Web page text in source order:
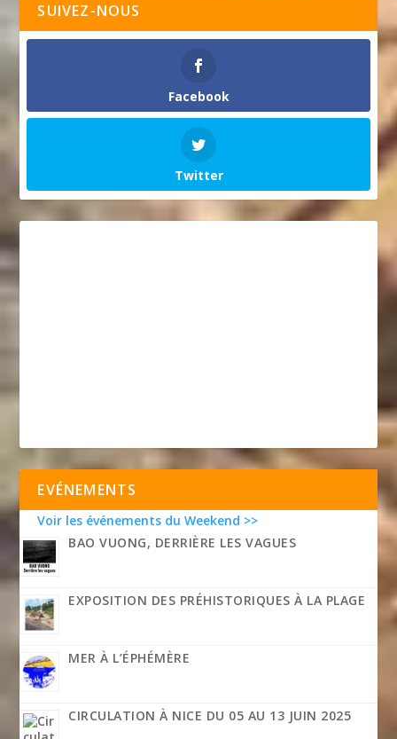
SUIVEZ-NOUS
Facebook
Twitter
EVÉNEMENTS
Voir les événements du Weekend >>
BAO VUONG, DERRIÈRE LES VAGUES
EXPOSITION DES PRÉHISTORIQUES À LA PLAGE
MER À L’ÉPHÉMÈRE
CIRCULATION À NICE DU 05 AU 13 JUIN 2025